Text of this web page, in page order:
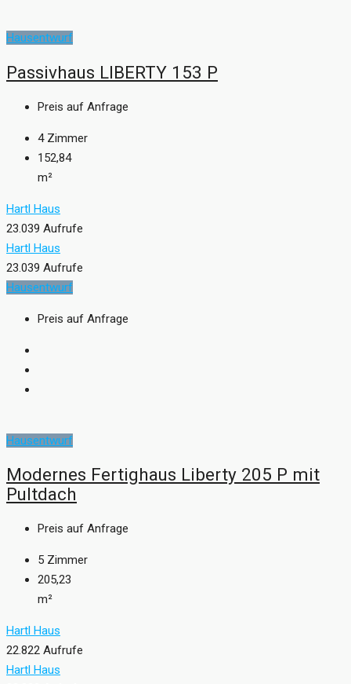
Hausentwurf
Passivhaus LIBERTY 153 P
Preis auf Anfrage
4 Zimmer
152,84
m²
Hartl Haus
23.039 Aufrufe
Hartl Haus
23.039 Aufrufe
Hausentwurf
Preis auf Anfrage
Hausentwurf
Modernes Fertighaus Liberty 205 P mit
Pultdach
Preis auf Anfrage
5 Zimmer
205,23
m²
Hartl Haus
22.822 Aufrufe
Hartl Haus